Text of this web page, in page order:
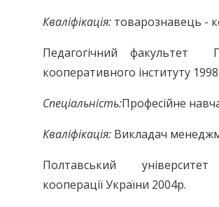
Кваліфікація: товарознавець -
Педагогічний факультет
кооперативного інституту
Спеціальність:Професійне
Кваліфікація: Викладач
Полтавський
кооперації України 2004р.